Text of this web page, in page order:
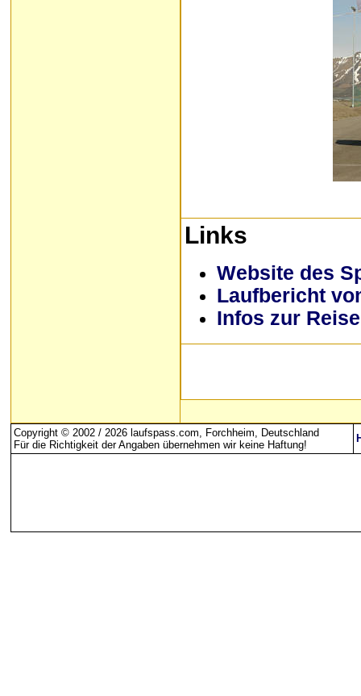
Links
Website des
Laufbericht
Infos zur
Copyright © 2002 / 2026 laufspass.com, Forchheim, Deutschland
Für die Richtigkeit der Angaben übernehmen wir keine Haftung!